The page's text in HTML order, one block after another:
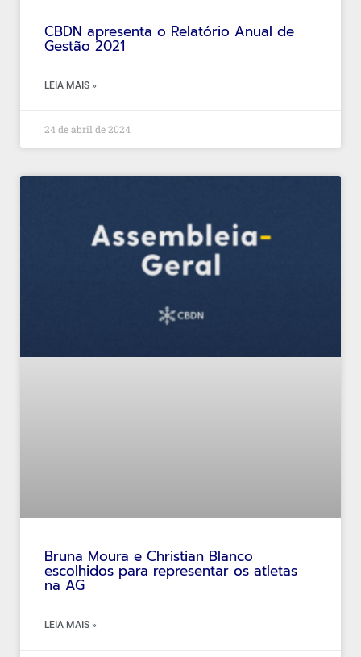
CBDN apresenta o Relatório Anual de
Gestão 2021
LEIA MAIS »
24 de abril de 2024
Bruna Moura e Christian Blanco
escolhidos para representar os atletas
na AG
LEIA MAIS »